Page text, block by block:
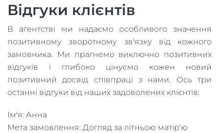
Відгуки клієнтів
В агентстві ми надаємо особливого значення
позитивному зворотному зв'язку від кожного
замовника. Ми прагнемо виключно позитивних
відгуків і глибоко цінуємо кожен новий
позитивний досвід співпраці з нами. Ось три
останні відгуки від наших задоволених клієнтів:
Ім'я: Анна
Мета замовлення: Догляд за літньою матір'ю